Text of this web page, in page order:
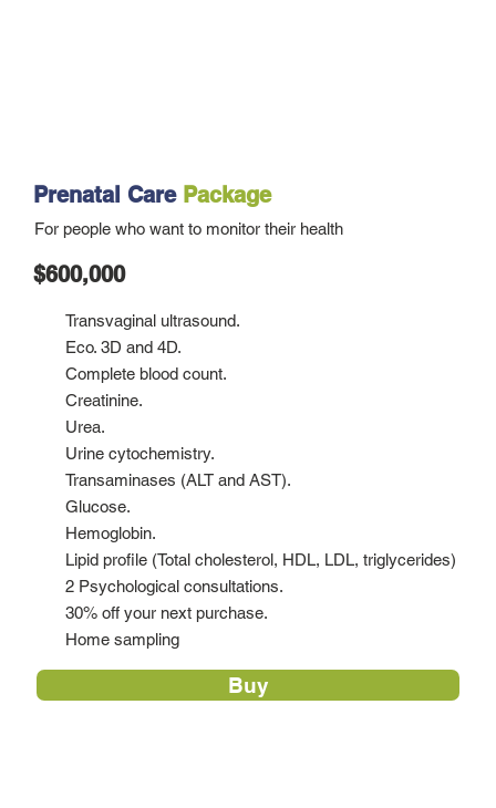
Prenatal Care Package
For people who want to monitor their health
$600,000
Transvaginal ultrasound.
Eco. 3D and 4D.
Complete blood count.
Creatinine.
Urea.
Urine cytochemistry.
Transaminases (ALT and AST).
Glucose.
Hemoglobin.
Lipid profile (Total cholesterol, HDL, LDL, triglycerides)
2 Psychological consultations.
30% off your next purchase.
Home sampling
Buy